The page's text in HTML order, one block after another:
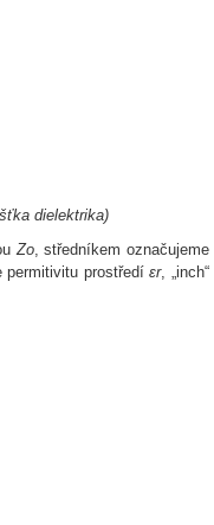
dielektrika)
Zo, středníkem označujeme
permitivitu prostředíεr, „inch“